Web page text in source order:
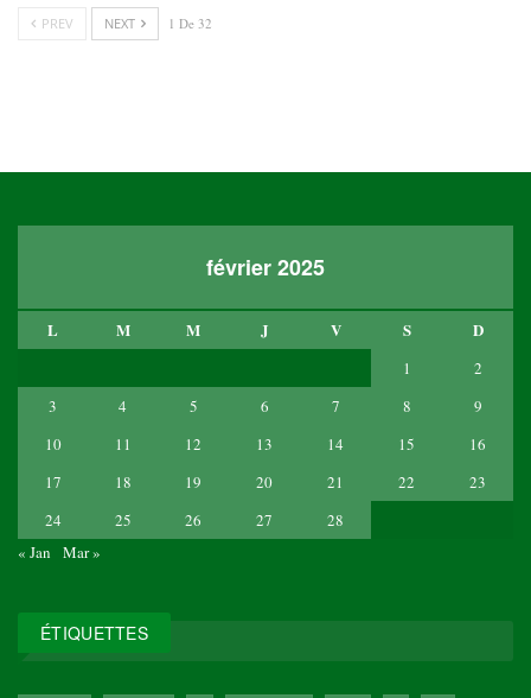
PREV NEXT 1 De 32
février 2025
L M M J V S D
1
2
3
4 5 6 7 8
9
10
11 12 13 14 15
16
17
18 19 20 21 22
23
24
25 26 27
28
« Jan
Mar »
ÉTIQUETTES